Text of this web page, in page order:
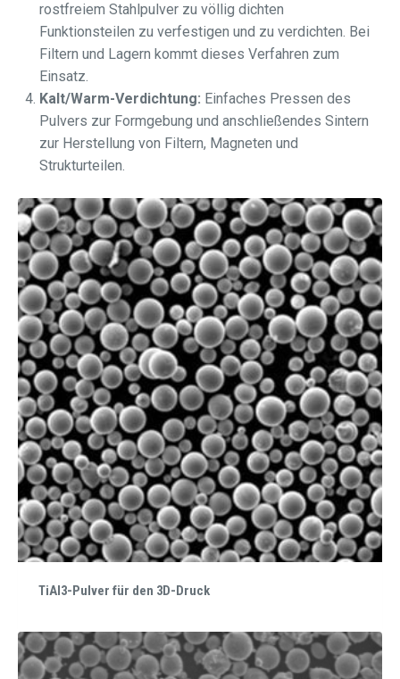
rostfreiem Stahlpulver zu völlig dichten
Funktionsteilen zu verfestigen und zu verdichten. Bei
Filtern und Lagern kommt dieses Verfahren zum
Einsatz.
Kalt/Warm-Verdichtung: Einfaches Pressen des
Pulvers zur Formgebung und anschließendes Sintern
zur Herstellung von Filtern, Magneten und
Strukturteilen.
TiAl3-Pulver für den 3D-Druck